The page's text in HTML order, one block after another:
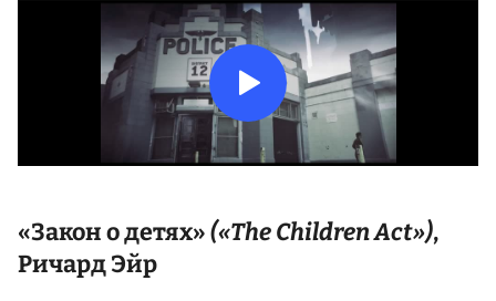
«Закон о детях»(«The Children Act»),
Ричард Эйр